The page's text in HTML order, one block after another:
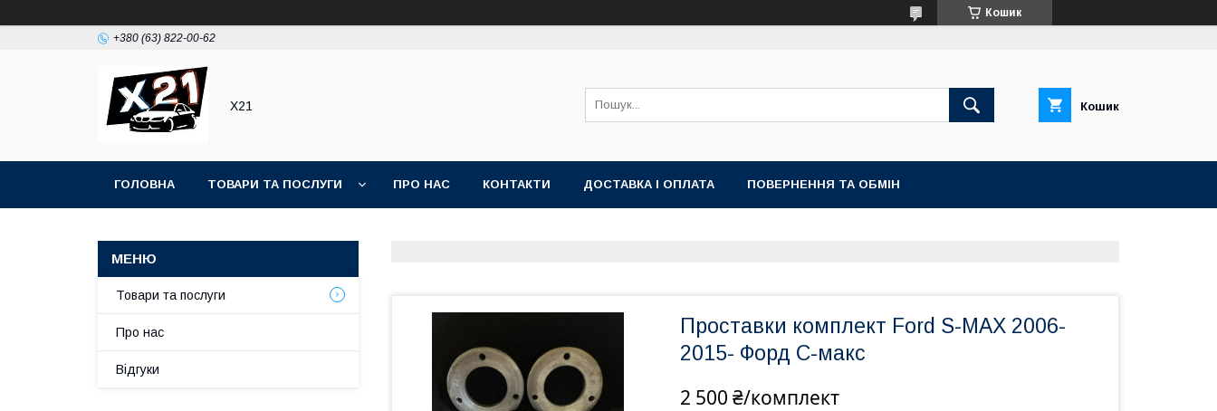
Кошик
+380 (63) 822-00-62
Х21 Кошик
ГОЛОВНА ТОВАРИ ТА ПОСЛУГИ ПРО НАС КОНТАКТИ ДОСТАВКА І ОПЛАТА ПОВЕРНЕННЯ ТА ОБМІН
Проставки комплект Ford S-MAX 2006-
2015- Форд С-макс
2 500 ₴/комплект
Товари та послуги
Про нас
Відгуки